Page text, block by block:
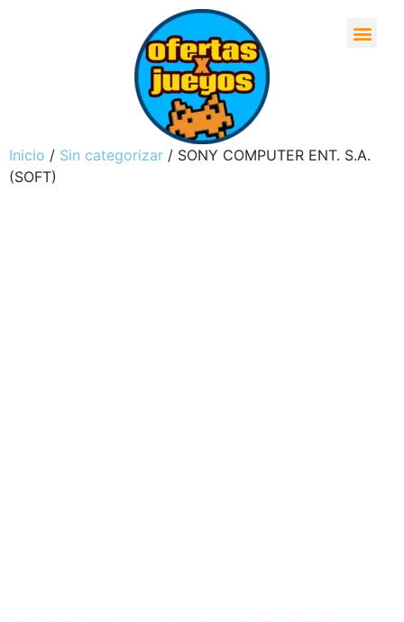
Inicio / Sin categorizar / SONY COMPUTER ENT. S.A.
(SOFT)